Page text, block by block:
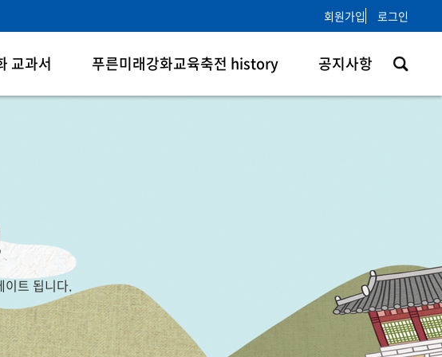
회원가입 로그인
교과서 푸른미래강화교육축전 history 공지사항
트 됩니다.